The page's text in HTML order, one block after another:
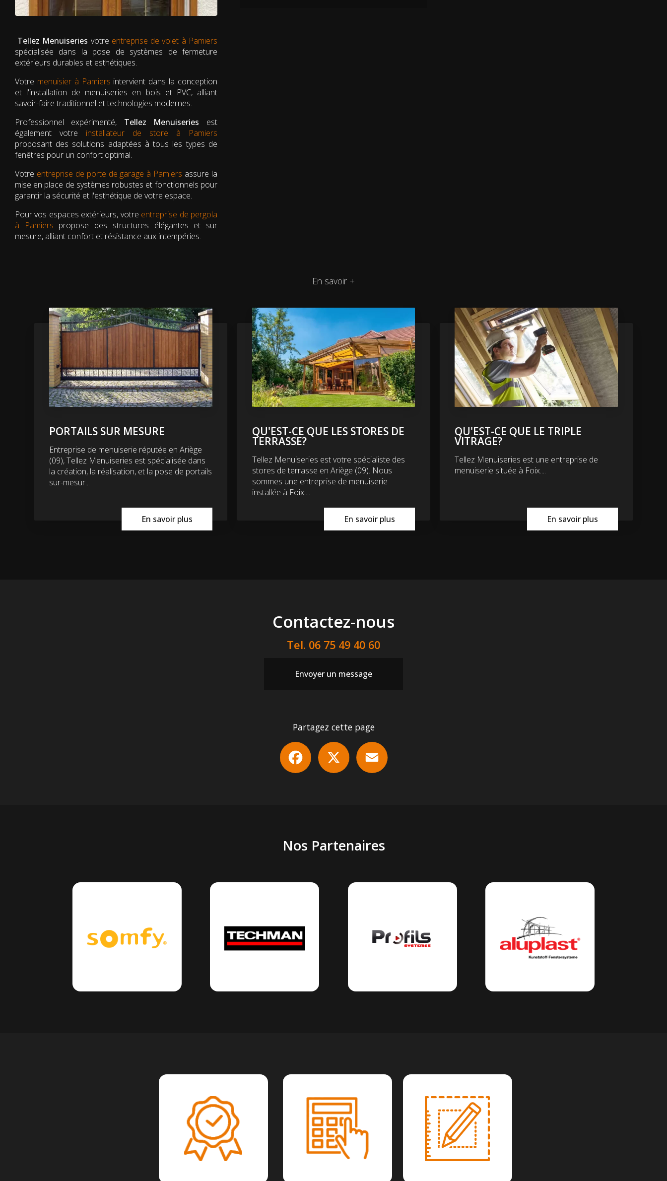
Tellez Menuiseries votre entreprise de volet à Pamiers
spécialisée dans la pose de systèmes de fermeture
extérieurs durables et esthétiques.
Votre menuisier à Pamiers intervient dans la conception
et l'installation de menuiseries en bois et PVC, alliant
savoir-faire traditionnel et technologies modernes.
Professionnel expérimenté, Tellez Menuiseries est
également votre installateur de store à Pamiers
proposant des solutions adaptées à tous les types de
fenêtres pour un confort optimal.
Votre entreprise de porte de garage à Pamiers assure la
mise en place de systèmes robustes et fonctionnels pour
garantir la sécurité et l'esthétique de votre espace.
Pour vos espaces extérieurs, votre entreprise de pergola
à Pamiers propose des structures élégantes et sur
mesure, alliant confort et résistance aux intempéries.
En savoir +
PORTAILS SUR MESURE
Entreprise de menuiserie réputée en Ariège
(09), Tellez Menuiseries est spécialisée dans
la création, la réalisation, et la pose de portails
sur-mesur...
En savoir plus
QU'EST-CE QUE LES STORES DE
TERRASSE?
Tellez Menuiseries est votre spécialiste des
stores de terrasse en Ariège (09). Nous
sommes une entreprise de menuiserie
installée à Foix....
En savoir plus
QU'EST-CE QUE LE TRIPLE
VITRAGE?
Tellez Menuiseries est une entreprise de
menuiserie située à Foix....
En savoir plus
Contactez-nous
Tel. 06 75 49 40 60
Envoyer un message
Partagez cette page
Facebook
Nos Partenaires